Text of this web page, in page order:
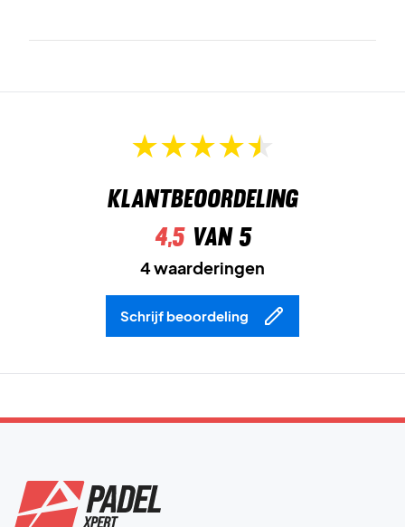
Klantbeoordeling
4,5van 5
4 waarderingen
Schrijf beoordeling